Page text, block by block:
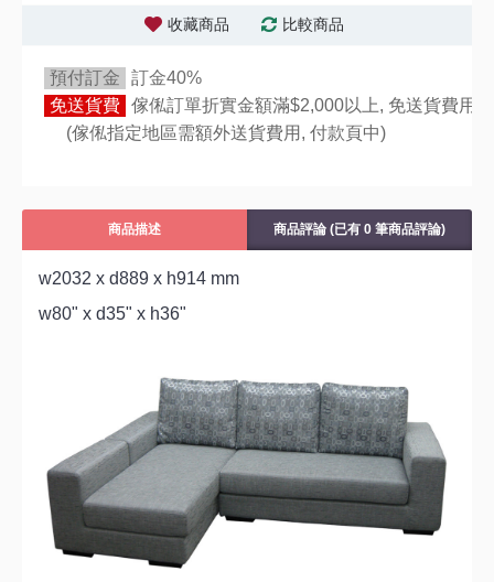
收藏商品 比較商品
預付訂金
訂金40%
免送貨費 傢俬訂單折實金額滿$2,000以上, 免送貨費用,
(傢俬指定地區需額外送貨費用, 付款頁中)
商品描述 商品評論 (已有 0 筆商品評論)
w2032 x d889 x h914 mm
w80" x d35" x h36"